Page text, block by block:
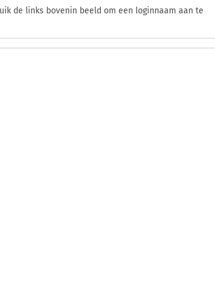
de links bovenin beeld om een loginnaam aan te